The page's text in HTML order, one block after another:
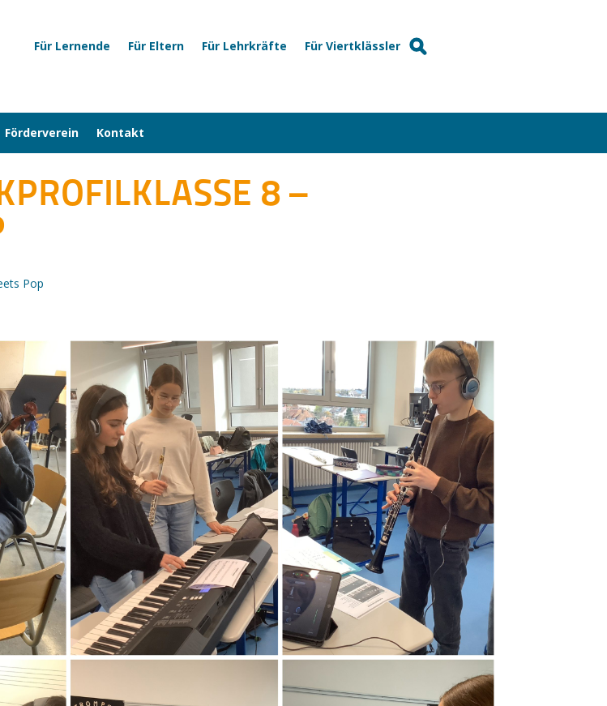
Für Lernende Für Eltern Für Lehrkräfte Für Viertklässler
Förderverein Kontakt
8 –
Pop